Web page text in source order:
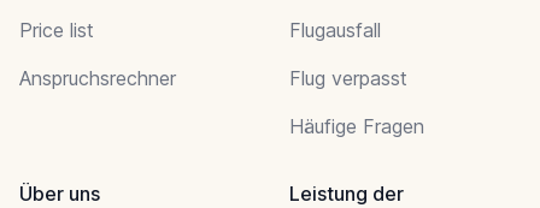
Price list
Anspruchsrechner
Flugausfall
Flug verpasst
Häufige Fragen
Über uns
Leistung der